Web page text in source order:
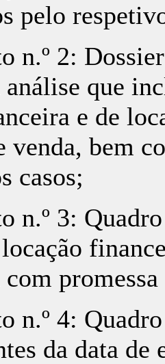
pelo
n.º 2:
que
e de
venda, bem
casos;
n.º 3:
n.º 4:
da data